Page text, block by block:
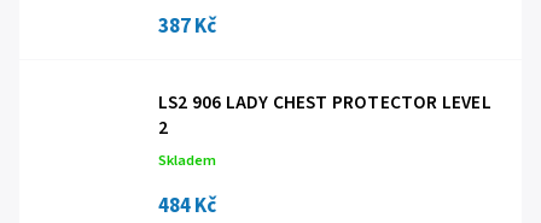
387 Kč
LS2 906 LADY CHEST PROTECTOR LEVEL
2
Skladem
484 Kč